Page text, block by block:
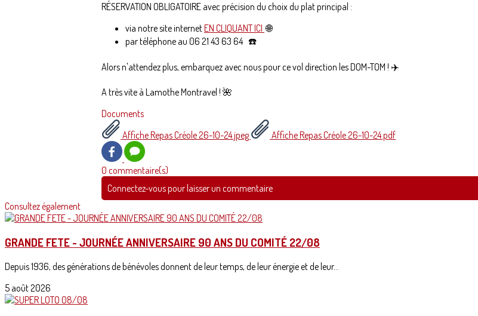
RÉSERVATION OBLIGATOIRE avec précision du choix du plat principal :
via notre site internetEN CLIQUANT ICI 🌐
par téléphone au 06 21 43 63 64 ☎️
Alors n'attendez plus, embarquez avec nous pour ce vol direction les DOM-TOM ! ✈️
A très vite à Lamothe Montravel ! 🌺
Documents
Affiche Repas Créole 26-10-24.jpeg
Affiche Repas Créole 26-10-24.pdf
0 commentaire(s)
Connectez-vous pour laisser un commentaire
Consultez également
GRANDE FETE - JOURNÉE ANNIVERSAIRE 90 ANS DU COMITÉ 22/08
Depuis 1936, des générations de bénévoles donnent de leur temps, de leur énergie et de leur...
5 août 2026